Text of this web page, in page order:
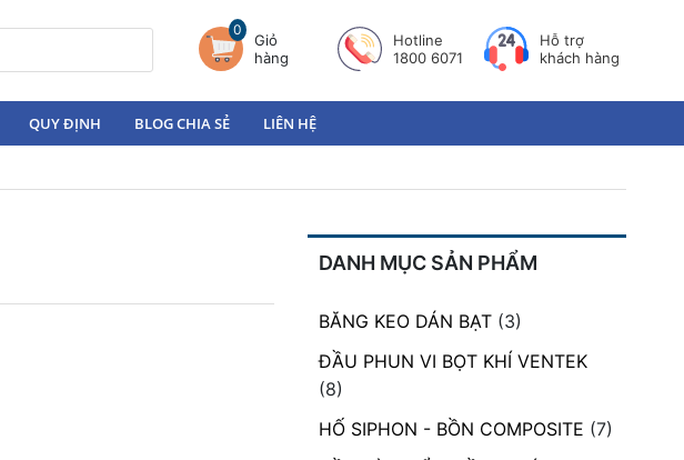
0
Giỏ
hàng
Hotline
1800 6071
Hỗ trợ
khách hàng
QUY ĐỊNH BLOG CHIA SẺ LIÊN HỆ
DANH MỤC SẢN PHẨM
BĂNG KEO DÁN BẠT (3)
ĐẦU PHUN VI BỌT KHÍ VENTEK
(8)
HỐ SIPHON - BỒN COMPOSITE (7)